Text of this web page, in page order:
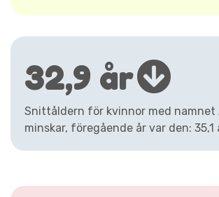
32,9 år
Snittåldern för kvinnor med namnet
minskar, föregående år var den: 35,1